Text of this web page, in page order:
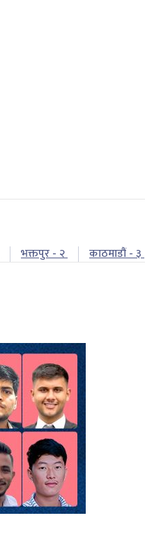
भक्तपुर - २ काठमाडौं - ३